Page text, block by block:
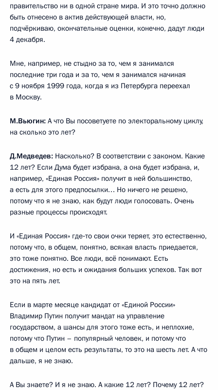
правительство ни в одной стране мира. И это точно должно
быть отнесено в актив действующей власти, но,
подчёркиваю, окончательные оценки, конечно, дадут люди
4 декабря.
Мне, например, не стыдно за то, чем я занимался
последние три года и за то, чем я занимался начиная
с 9 ноября 1999 года, когда я из Петербурга переехал
в Москву.
М.Вьюгин: А что Вы посоветуете по электоральному циклу,
на сколько это лет?
Д.Медведев: Насколько? В соответствии с законом. Какие
12 лет? Если Дума будет избрана, а она будет избрана, и,
например, «Единая Россия» получит в ней большинство,
а есть для этого предпосылки… Но ничего не решено,
потому что я не знаю, как будут люди голосовать. Очень
разные процессы происходят.
И «Единая Россия» где‑то свои очки теряет, это естественно,
потому что, в общем, понятно, всякая власть приедается,
это тоже понятно. Все люди, всё понимают. Есть
достижения, но есть и ожидания больших успехов. Так вот
это на пять лет.
Если в марте месяце кандидат от «Единой России»
Владимир Путин получит мандат на управление
государством, а шансы для этого тоже есть, и неплохие,
потому что Путин – популярный человек, и потому что
в общем и целом есть результаты, то это на шесть лет. А что
дальше, я не знаю.
А Вы знаете? И я не знаю. А какие 12 лет? Почему 12 лет?